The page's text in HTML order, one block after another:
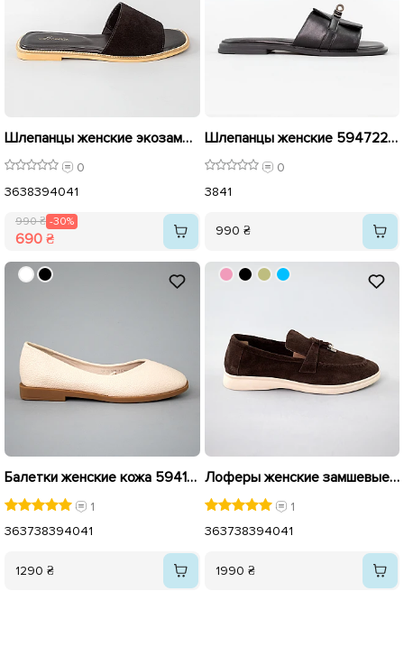
Шлепанцы женские экозамша 594604 Черные распродажа
0
3638394041
990 ₴ -30%
690 ₴
Шлепанцы женские 594722 Черные
0
3841
990 ₴
Балетки женские кожа 594183 Бежевые
1
363738394041
1290 ₴
Лоферы женские замшевые 592186 Коричневые
1
363738394041
1990 ₴